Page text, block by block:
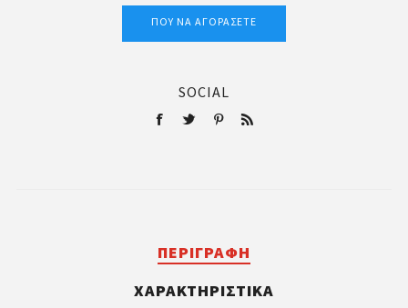
ΠΟΎ ΝΑ ΑΓΟΡΆΣΕΤΕ
SOCIAL
ΠΕΡΙΓΡΑΦΉ
ΧΑΡΑΚΤΗΡΙΣΤΙΚΆ